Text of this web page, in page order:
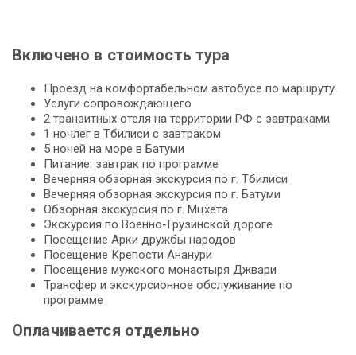
Включено в стоимость тура
Проезд на комфортабельном автобусе по маршруту
Услуги сопровождающего
2 транзитных отеля на территории РФ с завтраками
1 ночлег в Тбилиси с завтраком
5 ночей на море в Батуми
Питание: завтрак по программе
Вечерняя обзорная экскурсия по г. Тбилиси
Вечерняя обзорная экскурсия по г. Батуми
Обзорная экскурсия по г. Мцхета
Экскурсия по Военно-Грузинской дороге
Посещение Арки дружбы народов
Посещение Крепости Ананури
Посещение мужского монастыря Джвари
Трансфер и экскурсионное обслуживание по
программе
Оплачивается отдельно